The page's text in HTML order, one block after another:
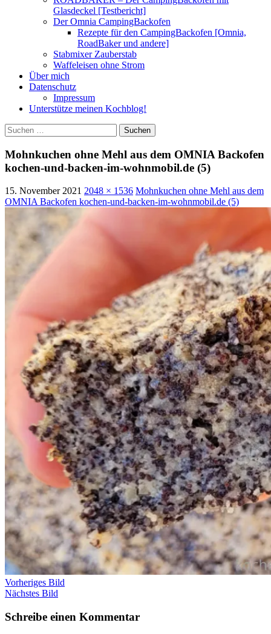
Glasdeckel [Testbericht]
Der Omnia CampingBackofen
Rezepte für den CampingBackofen [Omnia,
RoadBaker und andere]
Stabmixer Zauberstab
Waffeleisen ohne Strom
Über mich
Datenschutz
Impressum
Unterstütze meinen Kochblog!
Suchen
nach:
Mohnkuchen ohne Mehl aus dem OMNIA Backofen
kochen-und-backen-im-wohnmobil.de (5)
15. November 2021 2048 × 1536 Mohnkuchen ohne Mehl aus dem
OMNIA Backofen kochen-und-backen-im-wohnmobil.de (5)
Vorheriges Bild
Nächstes Bild
Schreibe einen Kommentar